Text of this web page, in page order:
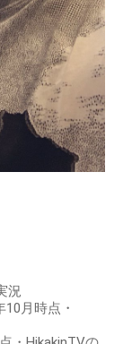
況
月時点・